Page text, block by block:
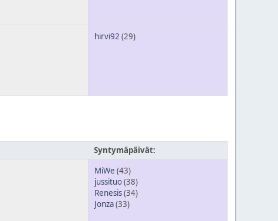
hirvi92 (29)
Syntymäpäivät:
MiWe (43)
jussituo(38)
Renesis(34)
Jonza(33)